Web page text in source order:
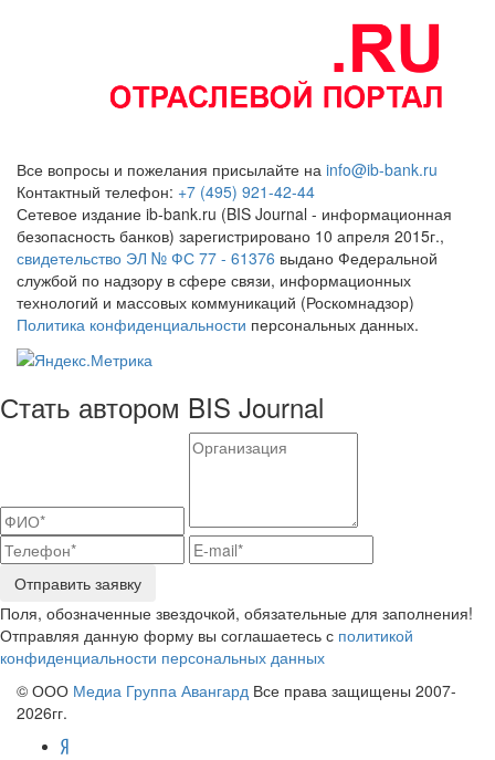
Все вопросы и пожелания присылайте на info@ib-bank.ru
Контактный телефон: +7 (495) 921-42-44
Сетевое издание ib-bank.ru (BIS Journal - информационная
безопасность банков) зарегистрировано 10 апреля 2015г.,
свидетельство ЭЛ № ФС 77 - 61376 выдано Федеральной
службой по надзору в сфере связи, информационных
технологий и массовых коммуникаций (Роскомнадзор)
Политика конфиденциальности персональных данных.
Стать автором BIS Journal
Отправить заявку
Поля, обозначенные звездочкой, обязательные для заполнения!
Отправляя данную форму вы соглашаетесь с политикой
конфиденциальности персональных данных
© ООО Медиа Группа Авангард Все права защищены 2007-
2026гг.